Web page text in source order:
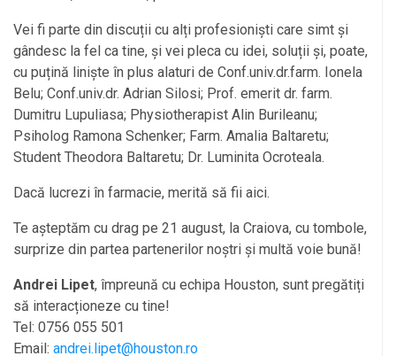
Vei fi parte din discuții cu alți profesioniști care simt și
gândesc la fel ca tine, și vei pleca cu idei, soluții și, poate,
cu puțină liniște în plus alaturi de Conf.univ.dr.farm. Ionela
Belu; Conf.univ.dr. Adrian Silosi; Prof. emerit dr. farm.
Dumitru Lupuliasa; Physiotherapist Alin Burileanu;
Psiholog Ramona Schenker; Farm. Amalia Baltaretu;
Student Theodora Baltaretu; Dr. Luminita Ocroteala.
Dacă lucrezi în farmacie, merită să fii aici.
Te așteptăm cu drag pe 21 august, la Craiova, cu tombole,
surprize din partea partenerilor noștri și multă voie bună!
Andrei Lipet, împreună cu echipa Houston, sunt pregătiți
să interacționeze cu tine!
Tel: 0756 055 501
Email: andrei.lipet@houston.ro